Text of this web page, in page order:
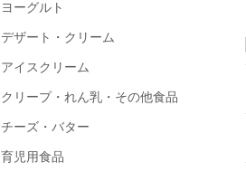
ヨーグルト
デザート・クリーム
アイスクリーム
クリープ・れん乳・その他食品
チーズ・バター
育児用食品